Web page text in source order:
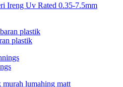
Ireng Uv Rated 0.35-7.5mm
plastik